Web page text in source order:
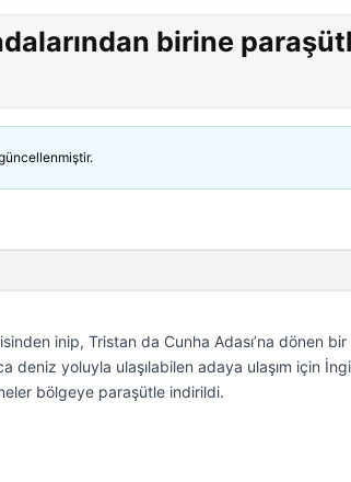
birine
inip, Tristan da Cunha Adası’na dönen
deniz yoluyla ulaşılabilen adaya ulaşım için
bölgeye paraşütle indirildi.